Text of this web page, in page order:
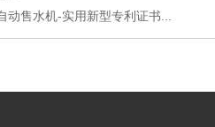
动售水机-实用新型专利证书...